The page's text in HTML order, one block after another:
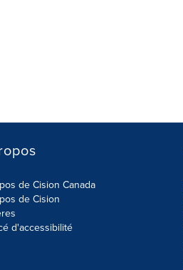
de Cision Canada
de Cision
d'accessibilité